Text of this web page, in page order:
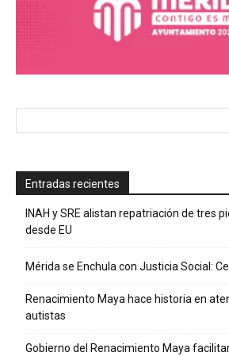
Entradas recientes
INAH y SRE alistan repatriación de tres
desde EU
Mérida se Enchula con Justicia Social:
Renacimiento Maya hace historia en
autistas
Gobierno del Renacimiento Maya